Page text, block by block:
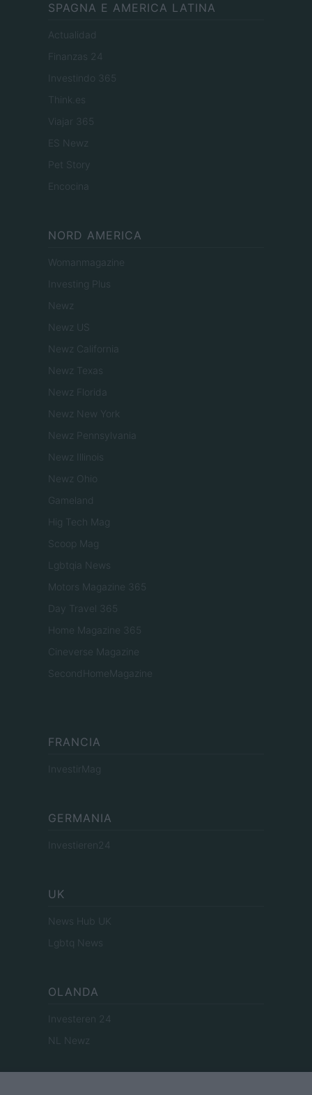
SPAGNA E AMERICA LATINA
Actualidad
Finanzas 24
Investindo 365
Think.es
Viajar 365
ES Newz
Pet Story
Encocina
NORD AMERICA
Womanmagazine
Investing Plus
Newz
Newz US
Newz California
Newz Texas
Newz Florida
Newz New York
Newz Pennsylvania
Newz Illinois
Newz Ohio
Gameland
Hig Tech Mag
Scoop Mag
Lgbtqia News
Motors Magazine 365
Day Travel 365
Home Magazine 365
Cineverse Magazine
SecondHomeMagazine
FRANCIA
InvestirMag
GERMANIA
Investieren24
UK
News Hub UK
Lgbtq News
OLANDA
Investeren 24
NL Newz